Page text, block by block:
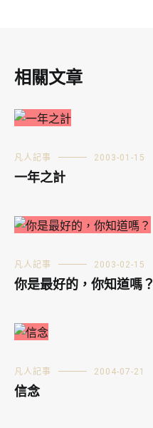
相關文章
凡人記事 2003-01-15
一年之計
凡人記事 2003-02-15
你是最好的，你知道嗎？
凡人記事 2004-07-21
信念